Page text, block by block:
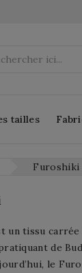
tailles
Furoshiki
un tissu
de
le